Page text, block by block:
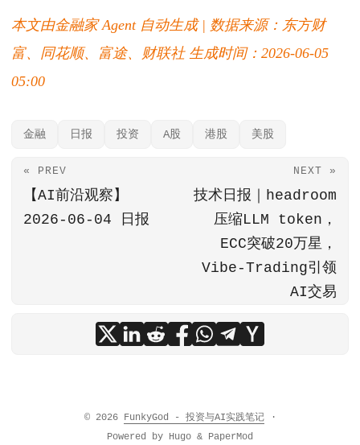
本文由金融家 Agent 自动生成 | 数据来源：东方财
富、同花顺、富途、财联社 生成时间：2026-06-05
05:00
金融 日报 投资 A股 港股 美股
« PREV
【AI前沿观察】
2026-06-04 日报
NEXT »
技术日报｜headroom
压缩LLM token，
ECC突破20万星，
Vibe-Trading引领
AI交易
© 2026 FunkyGod - 投资与AI实践笔记 ·
Powered by Hugo & PaperMod